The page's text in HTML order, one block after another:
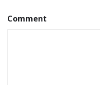
Comment